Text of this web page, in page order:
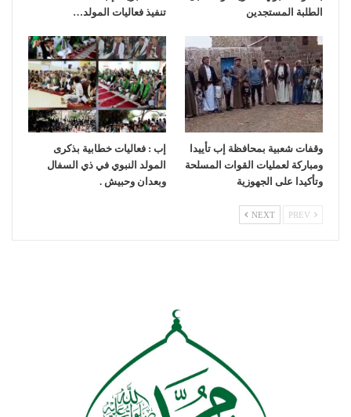
الطلبة المستجدين
تنفيذ فعاليات المولد…
وقفات شعبية بمحافظة إب تأييدا
ومباركة لعمليات القوات المسلحة
وتأكيدا على الجهوزية
إب : فعاليات خطابية بذكرى
المولد النبوي في ذي السفال
وبعدان وحبيش .
NEXT